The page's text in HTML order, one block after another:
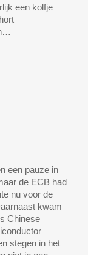
een kolfje
een pauze in
de ECB had
nu voor de
kwam
Chinese
stegen in het